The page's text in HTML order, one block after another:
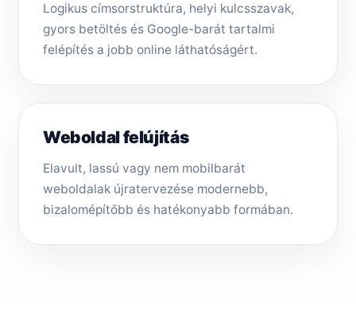
Logikus címsorstruktúra, helyi kulcsszavak,
gyors betöltés és Google-barát tartalmi
felépítés a jobb online láthatóságért.
Weboldal felújítás
Elavult, lassú vagy nem mobilbarát
weboldalak újratervezése modernebb,
bizalomépítőbb és hatékonyabb formában.